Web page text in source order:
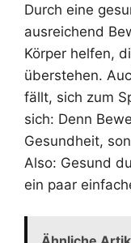
Durch eine
ausreichend
Körper helfen,
überstehen.
fällt, sich zum
sich: Denn
Gesundheit,
Also: Gesund
ein paar